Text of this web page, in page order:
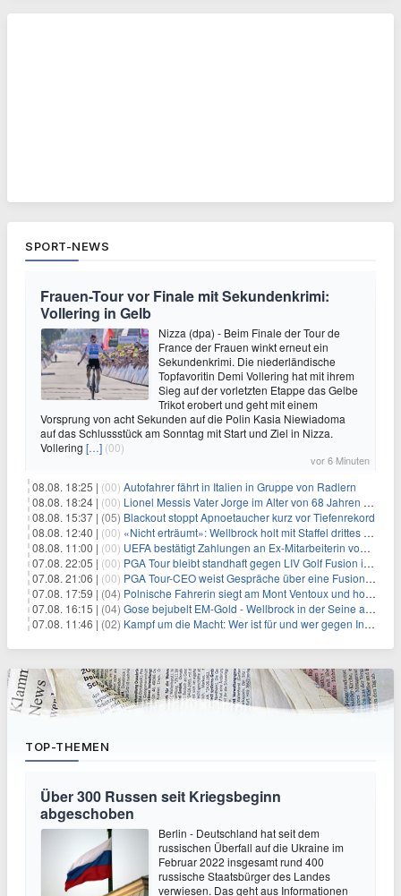
SPORT-NEWS
Frauen-Tour vor Finale mit Sekundenkrimi:
Vollering in Gelb
Nizza (dpa) - Beim Finale der Tour de
France der Frauen winkt erneut ein
Sekundenkrimi. Die niederländische
Topfavoritin Demi Vollering hat mit ihrem
Sieg auf der vorletzten Etappe das Gelbe
Trikot erobert und geht mit einem
Vorsprung von acht Sekunden auf die Polin Kasia Niewiadoma
auf das Schlussstück am Sonntag mit Start und Ziel in Nizza.
Vollering […] (00)
vor 6 Minuten
08.08. 18:25 | (00) Autofahrer fährt in Italien in Gruppe von Radlern
08.08. 18:24 | (00) Lionel Messis Vater Jorge im Alter von 68 Jahren gestorben
08.08. 15:37 | (05) Blackout stoppt Apnoetaucher kurz vor Tiefenrekord
08.08. 12:40 | (00) «Nicht erträumt»: Wellbrock holt mit Staffel drittes EM-Gold
08.08. 11:00 | (00) UEFA bestätigt Zahlungen an Ex-Mitarbeiterin von Infantino
07.08. 22:05 | (00) PGA Tour bleibt standhaft gegen LIV Golf Fusion in einem sich wandelnden Sportumfeld
07.08. 21:06 | (00) PGA Tour-CEO weist Gespräche über eine Fusion mit LIV Golf zurück und bekräftigt die Wettbewerbslandschaft
07.08. 17:59 | (04) Polnische Fahrerin siegt am Mont Ventoux und holt Tour-Gelb
07.08. 16:15 | (04) Gose bejubelt EM-Gold - Wellbrock in der Seine ausgebremst
07.08. 11:46 | (02) Kampf um die Macht: Wer ist für und wer gegen Infantino?
TOP-THEMEN
Über 300 Russen seit Kriegsbeginn
abgeschoben
Berlin - Deutschland hat seit dem
russischen Überfall auf die Ukraine im
Februar 2022 insgesamt rund 400
russische Staatsbürger des Landes
verwiesen. Das geht aus Informationen